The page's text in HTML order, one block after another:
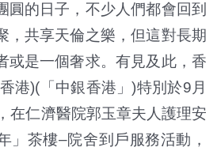
的日子，不少人們都會回到
，共享天倫之樂，但這對長期
或是一個奢求。有見及此，香
港)(「中銀香港」)特別於9月
在仁濟醫院郭玉章夫人護理安
」茶樓–院舍到戶服務活動，